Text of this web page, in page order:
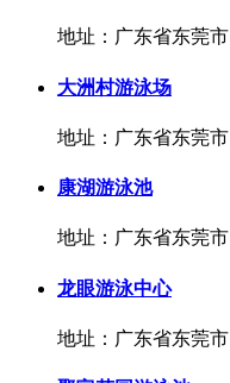
地址：广东省东莞市
大洲村游泳场
地址：广东省东莞市
康湖游泳池
地址：广东省东莞市
龙眼游泳中心
地址：广东省东莞市